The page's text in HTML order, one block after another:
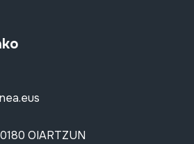
OIARTZUN